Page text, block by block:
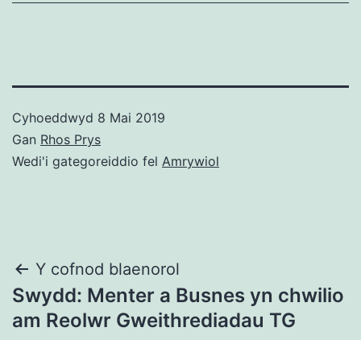
Cyhoeddwyd 8 Mai 2019
Gan Rhos Prys
Wedi'i gategoreiddio fel Amrywiol
Llywio
cofnod
Y cofnod blaenorol
Swydd: Menter a Busnes yn chwilio
am Reolwr Gweithrediadau TG